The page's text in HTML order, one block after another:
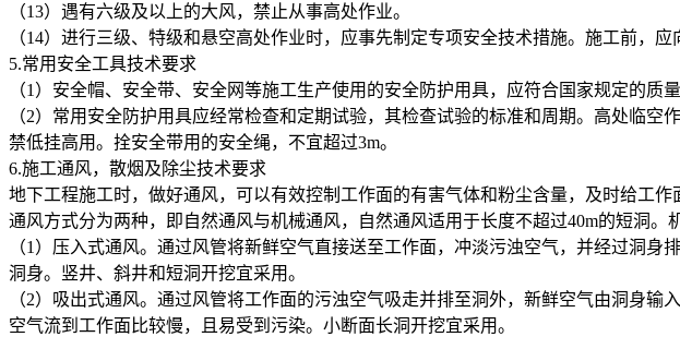
（13）遇有六级及以上的大风，禁止从事高处作业。
（14）进行三级、特级和悬空高处作业时，应事先制定专项安全技术措施。施工前，应
5.常用安全工具技术要求
（1）安全帽、安全带、安全网等施工生产使用的安全防护用具，应符合国家规定的
（2）常用安全防护用具应经常检查和定期试验，其检查试验的标准和周期。高处临
禁低挂高用。拴安全带用的安全绳，不宜超过3m。
6.施工通风，散烟及除尘技术要求
地下工程施工时，做好通风，可以有效控制工作面的有害气体和粉尘含量，及时给工
通风方式分为两种，即自然通风与机械通风，自然通风适用于长度不超过40m的短洞。
（1）压入式通风。通过风管将新鲜空气直接送至工作面，冲淡污浊空气，并经过洞
洞身。竖井、斜井和短洞开挖宜采用。
（2）吸出式通风。通过风管将工作面的污浊空气吸走并排至洞外，新鲜空气由洞身
空气流到工作面比较慢，且易受到污染。小断面长洞开挖宜采用。